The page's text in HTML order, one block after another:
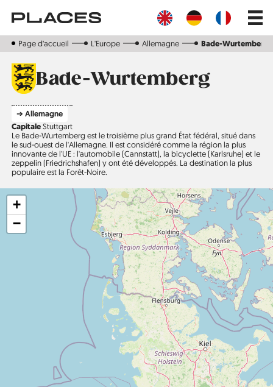
contenu
Main
Page d‘accueil L'Europe Allemagne Bade-Wurtemberg
Bade-Wurtemberg
➔ Allemagne
CapitaleStuttgart
Le Bade-Wurtemberg est le troisième plus grand État fédéral, situé dans
le sud-ouest de l'Allemagne. Il est considéré comme la région la plus
innovante de l'UE : l'automobile (Cannstatt), la bicyclette (Karlsruhe) et le
zeppelin (Friedrichshafen) y ont été développés. La destination la plus
populaire est la Forêt-Noire.
+
−